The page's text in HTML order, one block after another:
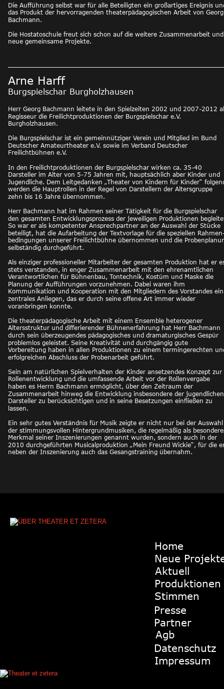
Die Aufführung selbst war für alle Beteiligten ein großartiges Ereignis
das Produkt der hervorragenden theaterpädagogischen Arbeit von
Bachmann.
Die Hostatoschule freut sich schon auf die weitere Zusammenarbeit
neue gemeinsame Projekte.
Arne Harff
Burgspielschar Burgholzhausen
Herr Georg Bachmann leitete in den Spielzeiten 2002 und 2007-2012
Regisseur die Freilichtproduktionen der Burgspielschar e.V.
Burgholzhausen.
Die Burgspielschar ist ein gemeinnütziger Verein und Mitglied im Bund
Deutscher Amateurtheater e.V. sowie im Verband Deutscher
Freilichtbühnen e.V.
In den Freilichtproduktionen der Burgspielschar wirken ca. 35-40
Darsteller im Alter von 5-75 Jahren mit, hauptsächlich aber Kinder und
Jugendliche. Dem Leitgedanken „Theater von Kindern für Kinder“
werden die Hauptrollen in der Regel von Darstellern der Altersgruppe
zehn bis 16 Jahre übernommen.
Herr Bachmann hat im Rahmen seiner Tätigkeit für die Burgspielschar
den gesamten Entwicklungsprozess der jeweiligen Produktionen
So war er als kompetenter Ansprechpartner an der Auswahl der Stücke
beteiligt, hat die Aufarbeitung der Textvorlage für die speziellen
bedingungen unserer Freilichtbühne übernommen und die
selbständig durchgeführt.
Als einziger professioneller Mitarbeiter der gesamten Produktion hat er
stets verstanden, in enger Zusammenarbeit mit den ehrenamtlichen
Verantwortlichen für Bühnenbau, Tontechnik, Kostüm und Maske die
Planung der Aufführungen vorzunehmen. Dabei waren ihm
Kommunikation und Kooperation mit den Mitgliedern des Vorstandes
zentrales Anliegen, das er durch seine offene Art immer wieder
voranbringen konnte.
Die theaterpädagogische Arbeit mit einem Ensemble heterogener
Altersstruktur und differierender Bühnenerfahrung hat Herr Bachmann
durch sein überzeugendes pädagogisches und dramaturgisches Gespür
problemlos geleistet. Seine Kreativität und durchgängig gute
Vorbereitung haben in allen Produktionen zu einem termingerechten
erfolgreichen Abschluss der Probenarbeit geführt.
Sein am natürlichen Spielverhalten der Kinder ansetzendes Konzept zur
Rollenentwicklung und die umfassende Arbeit vor der Rollenvergabe
haben es Herrn Bachmann ermöglicht, über den Zeitraum der
Zusammenarbeit hinweg die Entwicklung insbesondere der
Darsteller zu berücksichtigen und in seine Besetzungen einfließen zu
lassen.
Ein sehr gutes Verständnis für Musik zeigte er nicht nur bei der
der stimmungsvollen Hintergrundmusiken, die regelmäßig als
Merkmal seiner Inszenierungen genannt wurden, sondern auch in der
2010 durchgeführten Musicalproduktion „Mein Freund Wickie“, für die
neben der Inszenierung auch das Gesangstraining übernahm.
Home
Neue
Aktuell
Stimmen
Partner
Agb
Produktionen
Datenschutz
Impressum
Presse